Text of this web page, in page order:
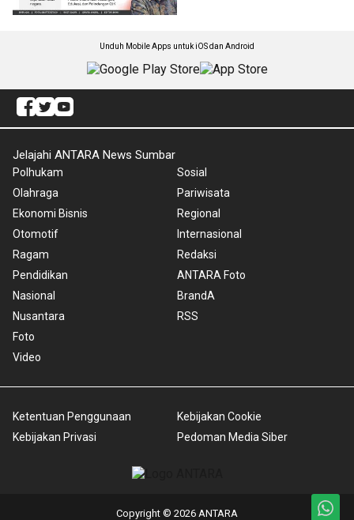
Unduh Mobile Apps untuk iOS dan Android
Jelajahi ANTARA News Sumbar
Polhukam
Olahraga
Ekonomi Bisnis
Otomotif
Ragam
Pendidikan
Nasional
Nusantara
Foto
Video
Sosial
Pariwisata
Regional
Internasional
Redaksi
ANTARA Foto
BrandA
RSS
Ketentuan Penggunaan
Kebijakan Privasi
Kebijakan Cookie
Pedoman Media Siber
Copyright © 2026 ANTARA